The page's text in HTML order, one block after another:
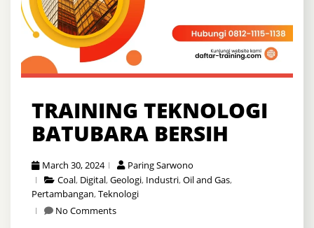
TRAINING TEKNOLOGI
BATUBARA BERSIH
March 30, 2024
Paring Sarwono
Coal, Digital,Geologi, Industri,Oil and Gas,
Pertambangan,Teknologi
No Comments